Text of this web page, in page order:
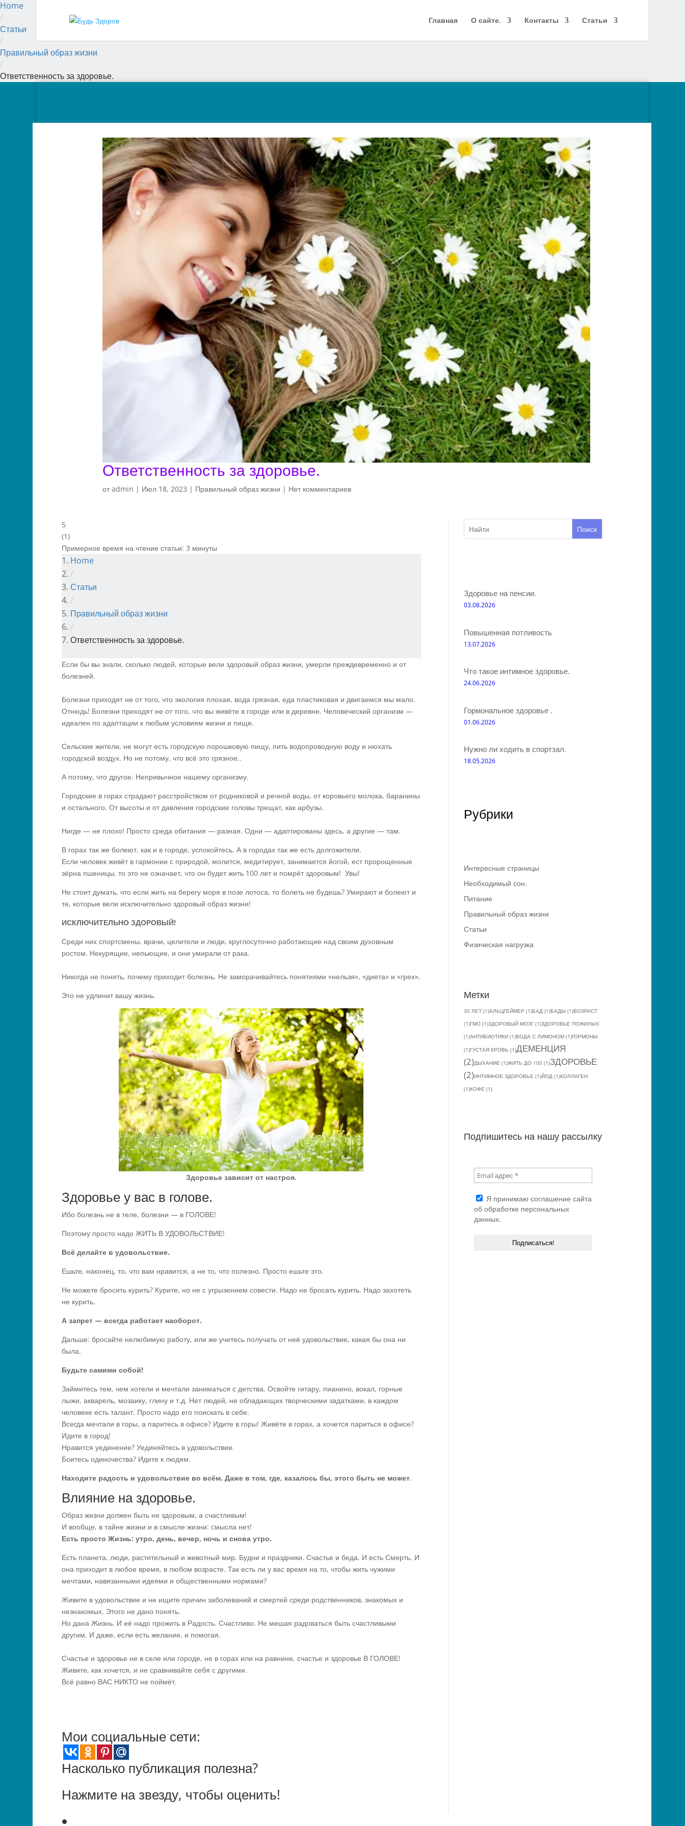
Home
/
Статьи
/
Правильный образ жизни
/
Ответственность за здоровье.
Главная О сайте. Контакты Статьи
Ответственность за здоровье.
отadmin | Июл 18, 2023 | Правильный образ жизни | Нет комментариев
5
(1)
Примерное время на чтение статьи: 3 минуты
Home
/
Статьи
/
Правильный образ жизни
/
Ответственность за здоровье.
Если бы вы знали, сколько людей, которые вели здоровый образ жизни, умерли преждевременно и от
болезней.
Болезни приходят не от того, что экология плохая, вода грязная, еда пластиковая и двигаемся мы мало.
Отнюдь! Болезни приходят не от того, что вы живёте в городе или в деревне. Человеческий организм —
идеален по адаптации к любым условиям жизни и пище.
Сельские жители, не могут есть городскую порошковую пищу, пить водопроводную воду и нюхать
городской воздух. Но не потому, что всё это грязное..
А потому, что другое. Непривычное нашему организму.
Городские в горах страдают расстройством от родниковой и речной воды, от коровьего молока, баранины
и остального. От высоты и от давления городские головы трещат, как арбузы.
Нигде — не плохо! Просто среда обитания — разная. Одни — адаптированы здесь, а другие — там.
В горах так же болеют, как и в городе, успокойтесь. А в городах так же есть долгожители.
Если человек живёт в гармонии с природой, молится, медитирует, занимается йогой, ест пророщенные
зёрна пшеницы, то это не означает, что он будет жить 100 лет и помрёт здоровым! Увы!
Не стоит думать, что если жить на берегу моря в позе лотоса, то болеть не будешь? Умирают и болеют и
те, которые вели исключительно здоровый образ жизни!
ИСКЛЮЧИТЕЛЬНО ЗДОРОВЫЙ!
Среди них спортсмены, врачи, целители и люди, круглосуточно работающие над своим духовным
ростом. Некурящие, непьющие, и они умирали от рака.
Никогда не понять, почему приходит болезнь. Не заморачивайтесь понятиями «нельзя», «диета» и «грех».
Это не удлинит вашу жизнь.
Здоровье зависит от настроя.
Здоровье у вас в голове.
Ибо болезнь не в теле, болезни — в ГОЛОВЕ!
Поэтому просто надо ЖИТЬ В УДОВОЛЬСТВИЕ!
Всё делайте в удовольствие.
Ешьте, наконец, то, что вам нравится, а не то, что полезно. Просто ешьте это.
Не можете бросить курить? Курите, но не с угрызением совести. Надо не бросать курить. Надо захотеть
не курить.
А запрет — всегда работает наоборот.
Дальше: бросайте нелюбимую работу, или же учитесь получать от неё удовольствие, какая бы она ни
была.
Будьте самими собой!
Займитесь тем, чем хотели и мечтали заниматься с детства. Освойте гитару, пианино, вокал, горные
лыжи, акварель, мозаику, глину и т.д. Нет людей, не обладающих творческими задатками, в каждом
человеке есть талант. Просто надо его поискать в себе.
Всегда мечтали в горы, а паритесь в офисе? Идите в горы! Живёте в горах, а хочется париться в офисе?
Идите в город!
Нравится уединение? Уединяйтесь в удовольствие.
Боитесь одиночества? Идите к людям.
Находите радость и удовольствие во всём. Даже в том, где, казалось бы, этого быть не может.
Влияние на здоровье.
Образ жизни должен быть не здоровым, а счастливым!
И вообще, в тайне жизни и в смысле жизни: cмысла нет!
Есть просто Жизнь: утро, день, вечер, ночь и снова утро.
Есть планета, люди, растительный и животный мир. Будни и праздники. Счастье и беда. И есть Смерть. И
она приходит в любое время, в любом возрасте. Так есть ли у вас время на то, чтобы жить чужими
мечтами, навязанными идеями и общественными нормами?
Живите в удовольствие и не ищите причин заболеваний и смертей среди родственников, знакомых и
незнакомых. Этого не дано понять.
Но дана Жизнь. И её надо прожить в Радость. Счастливо. Не мешая радоваться быть счастливыми
другим. И даже, если есть желание, и помогая.
Счастье и здоровье не в селе или городе, не в горах или на равнине, счастье и здоровье В ГОЛОВЕ!
Живите, как хочется, и не сравнивайте себя с другими.
Всё равно ВАС НИКТО не поймёт.
Мои социальные сети:
Насколько публикация полезна?
Нажмите на звезду, чтобы оценить!
Поиск
Здоровье на пенсии.
03.08.2026
Повышенная потливость
13.07.2026
Что такое интимное здоровье.
24.06.2026
Гормональное здоровье .
01.06.2026
Нужно ли ходить в спортзал.
18.05.2026
Рубрики
Интересные страницы
Необходимый сон.
Питание
Правильный образ жизни
Статьи
Физическая нагрузка
Метки
30 ЛЕТ(1)АЛЬЦГЕЙМЕР (1)БАД(1)БАДЫ (1)ВОЗРАСТ
(1)ГМО(1)ЗДОРОВЫЙ МОЗГ(1)ЗДОРОВЬЕ ПОЖИЛЫХ
(1)АНТИБИОТИКИ(1)ВОДА С ЛИМОНОМ(1)ГОРМОНЫ
(1)ГУСТАЯ КРОВЬ (1)ДЕМЕНЦИЯ
(2)ДЫХАНИЕ(1)ЖИТЬ ДО 100(1)ЗДОРОВЬЕ
(2)ИНТИМНОЕ ЗДОРОВЬЕ(1)ЙОД(1)КОЛЛАГЕН
(1)КОФЕ(1)
Подпишитесь на нашу рассылку
Я принимаю соглашение сайта
об обработке персональных
данных.